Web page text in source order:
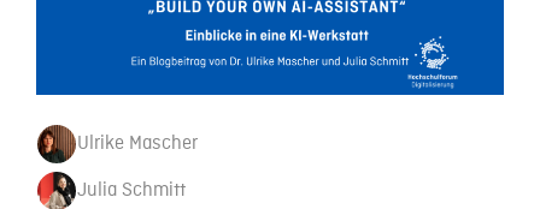
Ulrike Mascher
Julia Schmitt